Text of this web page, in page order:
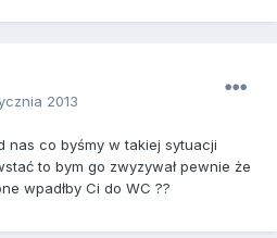
2013
nas co byśmy w takiej sytuacji
to bym go zwyzywał pewnie że
wpadłby Ci do WC ??